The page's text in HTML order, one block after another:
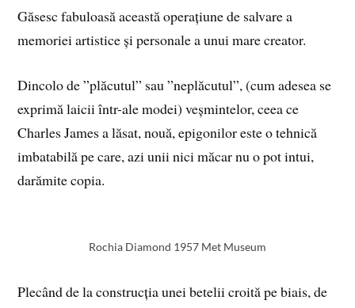
Găsesc fabuloasă această operațiune de salvare a
memoriei artistice și personale a unui mare creator.
Dincolo de ”plăcutul” sau ”neplăcutul”, (cum adesea se
exprimă laicii într-ale modei) veșmintelor, ceea ce
Charles James a lăsat, nouă, epigonilor este o tehnică
imbatabilă pe care, azi unii nici măcar nu o pot intui,
darămite copia.
Rochia Diamond 1957 Met Museum
Plecând de la construcția unei betelii croită pe biais, de